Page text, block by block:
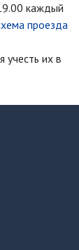
каждый
проезда
их в